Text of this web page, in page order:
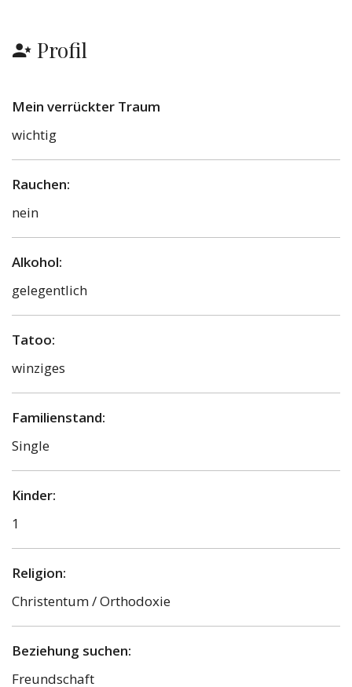
Profil
Mein verrückter Traum
wichtig
Rauchen:
nein
Alkohol:
gelegentlich
Tatoo:
winziges
Familienstand:
Single
Kinder:
1
Religion:
Christentum / Orthodoxie
Beziehung suchen:
Freundschaft